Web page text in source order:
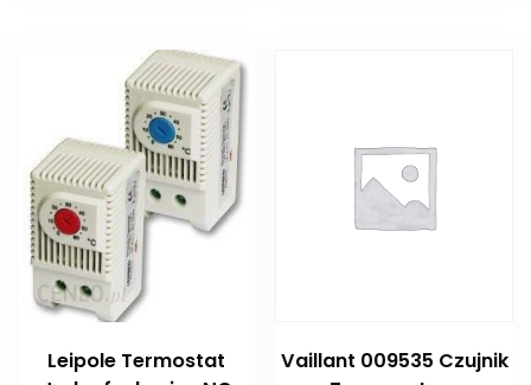
Leipole Termostat
Vaillant 009535 Czujnik